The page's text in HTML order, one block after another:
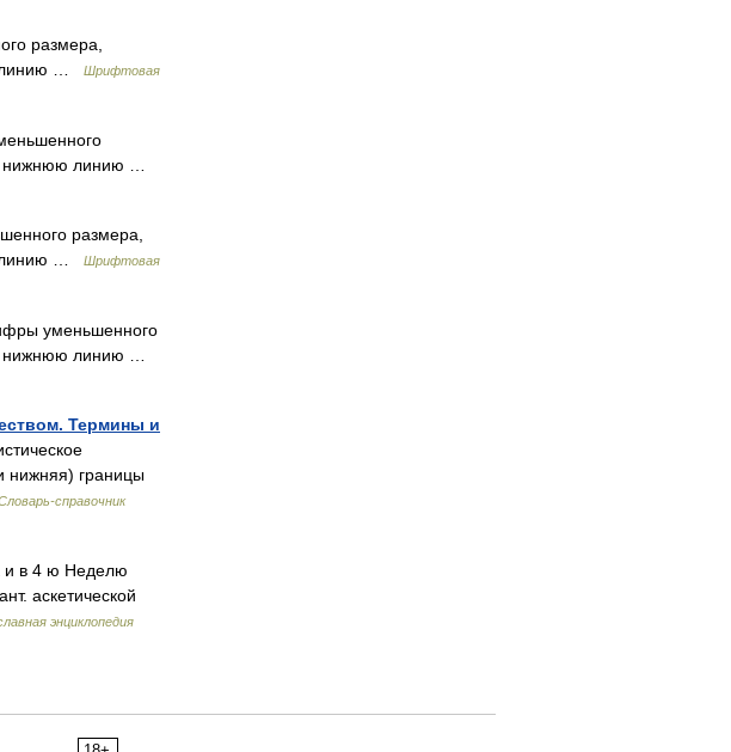
размера,
линию …
Шрифтовая
нижнюю линию …
размера,
линию …
Шрифтовая
уменьшенного
нижнюю линию …
Термины и
нижняя) границы
справочник
и в 4 ю Неделю
аскетической
энциклопедия